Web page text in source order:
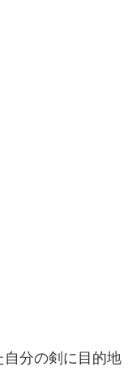
分の剣に目的地